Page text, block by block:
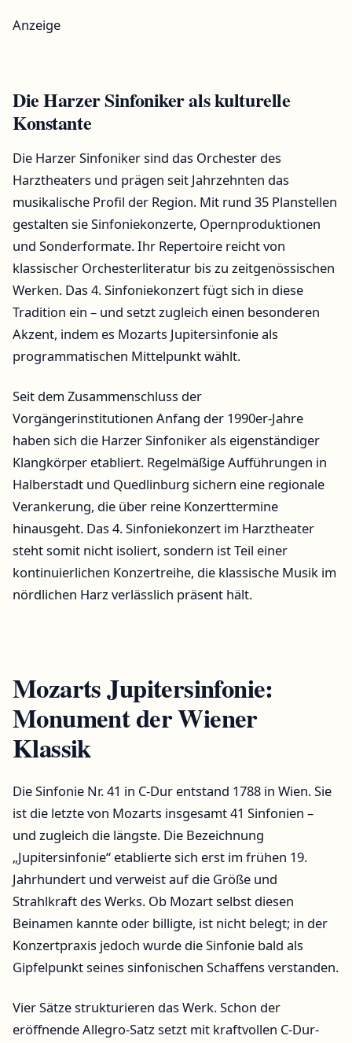
Anzeige
Die Harzer Sinfoniker als kulturelle
Konstante
Die Harzer Sinfoniker sind das Orchester des
Harztheaters und prägen seit Jahrzehnten das
musikalische Profil der Region. Mit rund 35 Planstellen
gestalten sie Sinfoniekonzerte, Opernproduktionen
und Sonderformate. Ihr Repertoire reicht von
klassischer Orchesterliteratur bis zu zeitgenössischen
Werken. Das 4. Sinfoniekonzert fügt sich in diese
Tradition ein – und setzt zugleich einen besonderen
Akzent, indem es Mozarts Jupitersinfonie als
programmatischen Mittelpunkt wählt.
Seit dem Zusammenschluss der
Vorgängerinstitutionen Anfang der 1990er-Jahre
haben sich die Harzer Sinfoniker als eigenständiger
Klangkörper etabliert. Regelmäßige Aufführungen in
Halberstadt und Quedlinburg sichern eine regionale
Verankerung, die über reine Konzerttermine
hinausgeht. Das 4. Sinfoniekonzert im Harztheater
steht somit nicht isoliert, sondern ist Teil einer
kontinuierlichen Konzertreihe, die klassische Musik im
nördlichen Harz verlässlich präsent hält.
Mozarts Jupitersinfonie:
Monument der Wiener
Klassik
Die Sinfonie Nr. 41 in C-Dur entstand 1788 in Wien. Sie
ist die letzte von Mozarts insgesamt 41 Sinfonien –
und zugleich die längste. Die Bezeichnung
„Jupitersinfonie“ etablierte sich erst im frühen 19.
Jahrhundert und verweist auf die Größe und
Strahlkraft des Werks. Ob Mozart selbst diesen
Beinamen kannte oder billigte, ist nicht belegt; in der
Konzertpraxis jedoch wurde die Sinfonie bald als
Gipfelpunkt seines sinfonischen Schaffens verstanden.
Vier Sätze strukturieren das Werk. Schon der
eröffnende Allegro-Satz setzt mit kraftvollen C-Dur-